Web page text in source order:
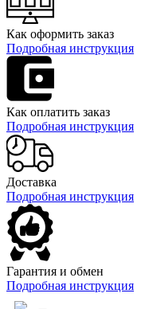
Как оформить заказ
Подробная инструкция
Как оплатить заказ
Подробная инструкция
Доставка
Подробная инструкция
Гарантия и обмен
Подробная инструкция